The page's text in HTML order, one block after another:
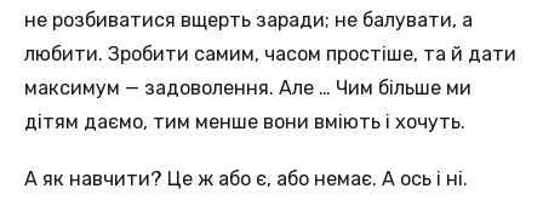
не розбиватися вщерть заради; не балувати, а
любити. Зробити самим, часом простіше, та й дати
максимум — задоволення. Але … Чим більше ми
дітям даємо, тим менше вони вміють і хочуть.
А як навчити? Це ж або є, або немає. А ось і ні.